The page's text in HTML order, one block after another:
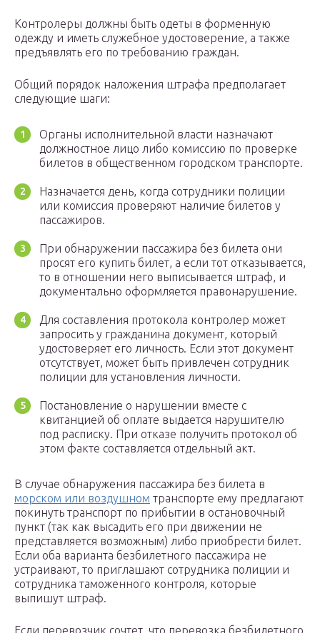
Контролеры должны быть одеты в форменную
одежду и иметь служебное удостоверение, а также
предъявлять его по требованию граждан.
Общий порядок наложения штрафа предполагает
следующие шаги:
Органы исполнительной власти назначают
должностное лицо либо комиссию по проверке
билетов в общественном городском транспорте.
Назначается день, когда сотрудники полиции
или комиссия проверяют наличие билетов у
пассажиров.
При обнаружении пассажира без билета они
просят его купить билет, а если тот отказывается,
то в отношении него выписывается штраф, и
документально оформляется правонарушение.
Для составления протокола контролер может
запросить у гражданина документ, который
удостоверяет его личность. Если этот документ
отсутствует, может быть привлечен сотрудник
полиции для установления личности.
Постановление о нарушении вместе с
квитанцией об оплате выдается нарушителю
под расписку. При отказе получить протокол об
этом факте составляется отдельный акт.
В случае обнаружения пассажира без билета в
морском или воздушном транспорте ему предлагают
покинуть транспорт по прибытии в остановочный
пункт (так как высадить его при движении не
представляется возможным) либо приобрести билет.
Если оба варианта безбилетного пассажира не
устраивают, то приглашают сотрудника полиции и
сотрудника таможенного контроля, которые
выпишут штраф.
Если перевозчик сочтет, что перевозка безбилетного